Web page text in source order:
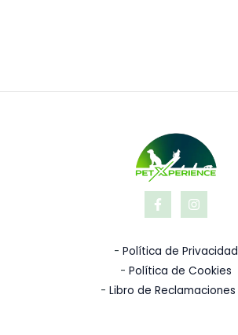
- Política de Privacidad
- Política de Cookies
-Libro de Reclamaciones